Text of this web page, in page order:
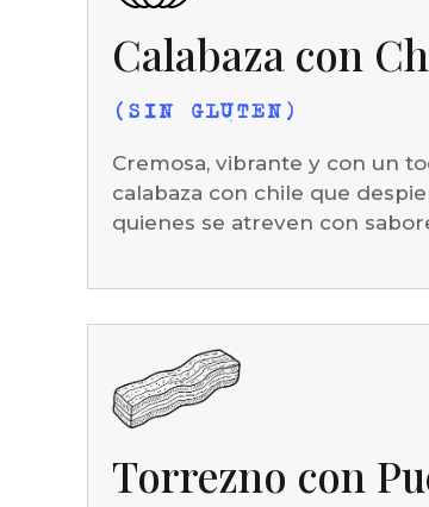
Calabaza con
(SIN GLUTEN)
Cremosa, vibrante y con un
calabaza con chile que
quienes se atreven con
Torrezno con